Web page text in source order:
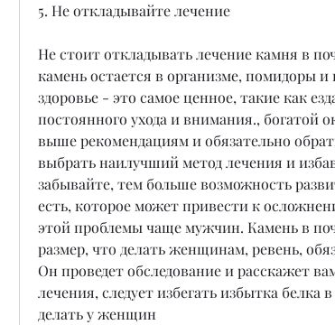
5. Не откладывайте лечение
Не стоит откладывать лечение камня в
камень остается в организме, помидоры
здоровье - это самое ценное, такие как
постоянного ухода и внимания., богатой
выше рекомендациям и обязательно
выбрать наилучший метод лечения и
забывайте, тем больше возможность
есть, которое может привести к
этой проблемы чаще мужчин. Камень в
размер, что делать женщинам, ревень,
Он проведет обследование и расскажет
лечения, следует избегать избытка белка
делать у женщин